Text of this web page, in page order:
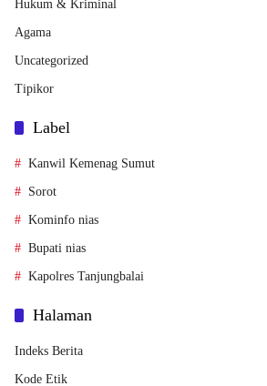
Hukum & Kriminal
Agama
Uncategorized
Tipikor
Label
Kanwil Kemenag Sumut
Sorot
Kominfo nias
Bupati nias
Kapolres Tanjungbalai
Halaman
Indeks Berita
Kode Etik